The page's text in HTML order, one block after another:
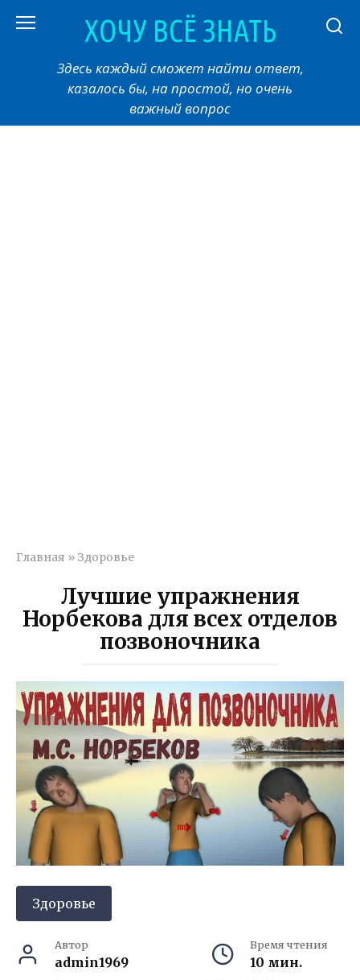
ХОЧУ ВСЁ ЗНАТЬ
Здесь каждый сможет найти ответ,
казалось бы, на простой, но очень
важный вопрос
Главная » Здоровье
Лучшие упражнения
Норбекова для всех отделов
позвоночника
Здоровье
Автор
admin1969
Время чтения
10 мин.